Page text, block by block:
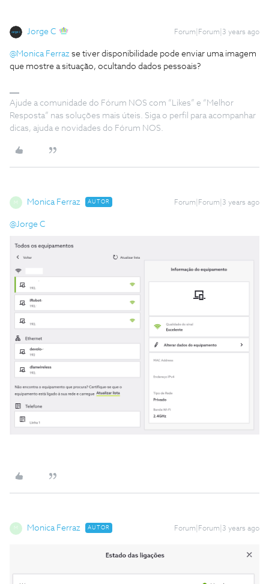
Jorge C Forum|Forum|3 years ago
@Monica Ferraz se tiver disponibilidade pode enviar uma imagem
que mostre a situação, ocultando dados pessoais?
Ajude a comunidade do Fórum NOS com “Likes” e “Melhor
Resposta” nas soluções mais úteis. Siga o perfil para acompanhar
dicas, ajuda e novidades do Fórum NOS.
M Monica Ferraz AUTOR Forum|Forum|3 years ago
@Jorge C
M Monica Ferraz AUTOR Forum|Forum|3 years ago